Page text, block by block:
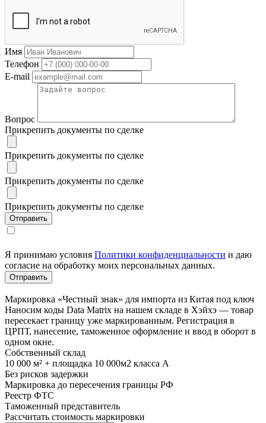
Имя
Телефон
E-mail
Вопрос
Прикрепить документы по сделке
Прикрепить документы по сделке
Прикрепить документы по сделке
Прикрепить документы по сделке
Я принимаю условия Политики конфиденциальности и даю
согласие на обработку моих персональных данных.
Маркировка «Честный знак» для импорта из Китая под ключ
Наносим коды Data Matrix на нашем складе в Хэйхэ — товар
пересекает границу уже маркированным. Регистрация в
ЦРПТ, нанесение, таможенное оформление и ввод в оборот в
одном окне.
Собственный склад
10 000 м² + площадка 10 000м2 класса А
Без рисков задержки
Маркировка до пересечения границы РФ
Реестр ФТС
Таможенный представитель
Рассчитать стоимость маркировки